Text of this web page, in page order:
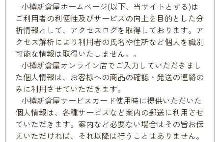
小樽新倉屋ホームページ(以下、当サイトとする)は
ご利用者の利便性及びサービスの向上を目的とした分
析情報として、アクセスログを取得しております。ア
クセス解析により利用者の氏名や住所など個人を識別
可能な情報は取得いたしません。。
小樽新倉屋オンライン店でご入力していただきまし
た個人情報は、お客様への商品の確認・発送の連絡の
みに利用させていただきます。
小樽新倉屋サービスカード使用時に提供いただいた
個人情報は、各種サービスなど案内の郵送に利用させ
ていただきます。案内など必要ない場合はその旨お伝
えいただければ、それ以降は行うことはありません。